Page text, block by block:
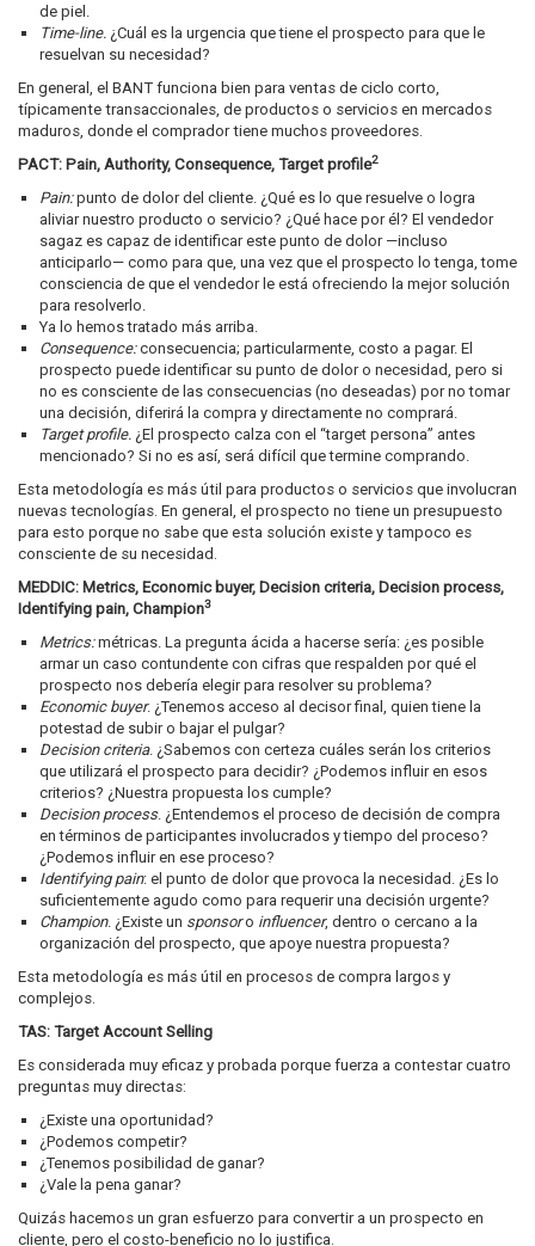
de piel.
Time-line. ¿Cuál es la urgencia que tiene el prospecto para que le
resuelvan su necesidad?
En general, el BANT funciona bien para ventas de ciclo corto,
típicamente transaccionales, de productos o servicios en mercados
maduros, donde el comprador tiene muchos proveedores.
PACT: Pain, Authority, Consequence, Target profile2
Pain:punto de dolor del cliente. ¿Qué es lo que resuelve o logra
aliviar nuestro producto o servicio? ¿Qué hace por él? El vendedor
sagaz es capaz de identificar este punto de dolor —incluso
anticiparlo— como para que, una vez que el prospecto lo tenga, tome
consciencia de que el vendedor le está ofreciendo la mejor solución
para resolverlo.
Ya lo hemos tratado más arriba.
Consequence:consecuencia; particularmente, costo a pagar. El
prospecto puede identificar su punto de dolor o necesidad, pero si
no es consciente de las consecuencias (no deseadas) por no tomar
una decisión, diferirá la compra y directamente no comprará.
Target profile. ¿El prospecto calza con el “target persona” antes
mencionado? Si no es así, será difícil que termine comprando.
Esta metodología es más útil para productos o servicios que involucran
nuevas tecnologías. En general, el prospecto no tiene un presupuesto
para esto porque no sabe que esta solución existe y tampoco es
consciente de su necesidad.
MEDDIC: Metrics, Economic buyer, Decision criteria, Decision process,
Identifying pain, Champion3
Metrics:métricas. La pregunta ácida a hacerse sería: ¿es posible
armar un caso contundente con cifras que respalden por qué el
prospecto nos debería elegir para resolver su problema?
Economic buyer. ¿Tenemos acceso al decisor final, quien tiene la
potestad de subir o bajar el pulgar?
Decision criteria. ¿Sabemos con certeza cuáles serán los criterios
que utilizará el prospecto para decidir? ¿Podemos influir en esos
criterios? ¿Nuestra propuesta los cumple?
Decision process. ¿Entendemos el proceso de decisión de compra
en términos de participantes involucrados y tiempo del proceso?
¿Podemos influir en ese proceso?
Identifying pain: el punto de dolor que provoca la necesidad. ¿Es lo
suficientemente agudo como para requerir una decisión urgente?
Champion. ¿Existe un sponsoro influencer, dentro o cercano a la
organización del prospecto, que apoye nuestra propuesta?
Esta metodología es más útil en procesos de compra largos y
complejos.
TAS: Target Account Selling
Es considerada muy eficaz y probada porque fuerza a contestar cuatro
preguntas muy directas:
¿Existe una oportunidad?
¿Podemos competir?
¿Tenemos posibilidad de ganar?
¿Vale la pena ganar?
Quizás hacemos un gran esfuerzo para convertir a un prospecto en
cliente, pero el costo-beneficio no lo justifica.